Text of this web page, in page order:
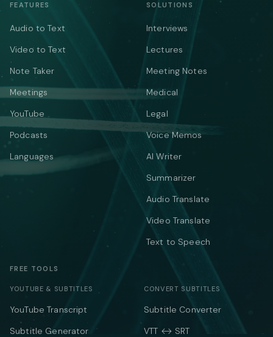
FEATURES
Audio to Text
Video to Text
Note Taker
Meetings
YouTube
Podcasts
Languages
SOLUTIONS
Interviews
Lectures
Meeting Notes
Medical
Legal
Voice Memos
AI Writer
Summarizer
Audio Translate
Video Translate
Text to Speech
FREE TOOLS
YOUTUBE & SUBTITLES
YouTube Transcript
Subtitle Generator
CONVERT SUBTITLES
Subtitle Converter
VTT ↔ SRT